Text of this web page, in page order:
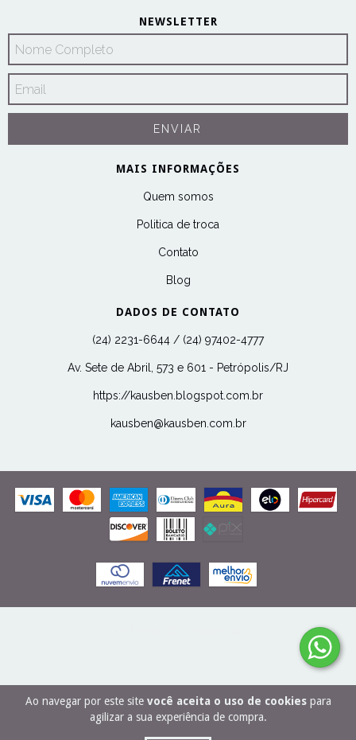
Ao navegar por este site você aceita o uso de cookiespara
agilizar a sua experiência de compra.
NEWSLETTER
MAIS INFORMAÇÕES
Quem somos
Politica de troca
Contato
Blog
DADOS DE CONTATO
(24) 2231-6644 / (24) 97402-4777
Av. Sete de Abril, 573 e 601 - Petrópolis/RJ
https://kausben.blogspot.com.br
kausben@kausben.com.br
COPYRIGHT KAUSBEN - 27506989000166 - 2026. TODOS OS DIREITOS